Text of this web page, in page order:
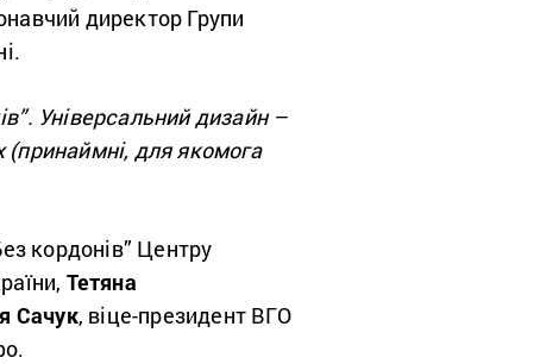
директор Групи
Універсальний дизайн –
(принаймні, для якомога
кордонів” Центру
Тетяна
Сачук, віце-президент ВГО